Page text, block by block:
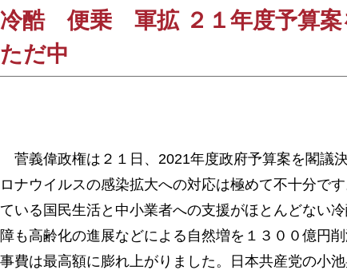
冷酷 便乗 軍拡 ２１年度予算
ただ中
菅義偉政権は２１日、2021年度政府予算案を閣議
ロナウイルスの感染拡大への対応は極めて不十分で
ている国民生活と中小業者への支援がほとんどない
障も高齢化の進展などによる自然増を１３００億円
事費は最高額に膨れ上がりました。日本共産党の小池